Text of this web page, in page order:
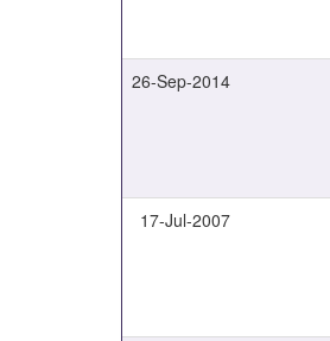
26-Sep-2014
17-Jul-2007